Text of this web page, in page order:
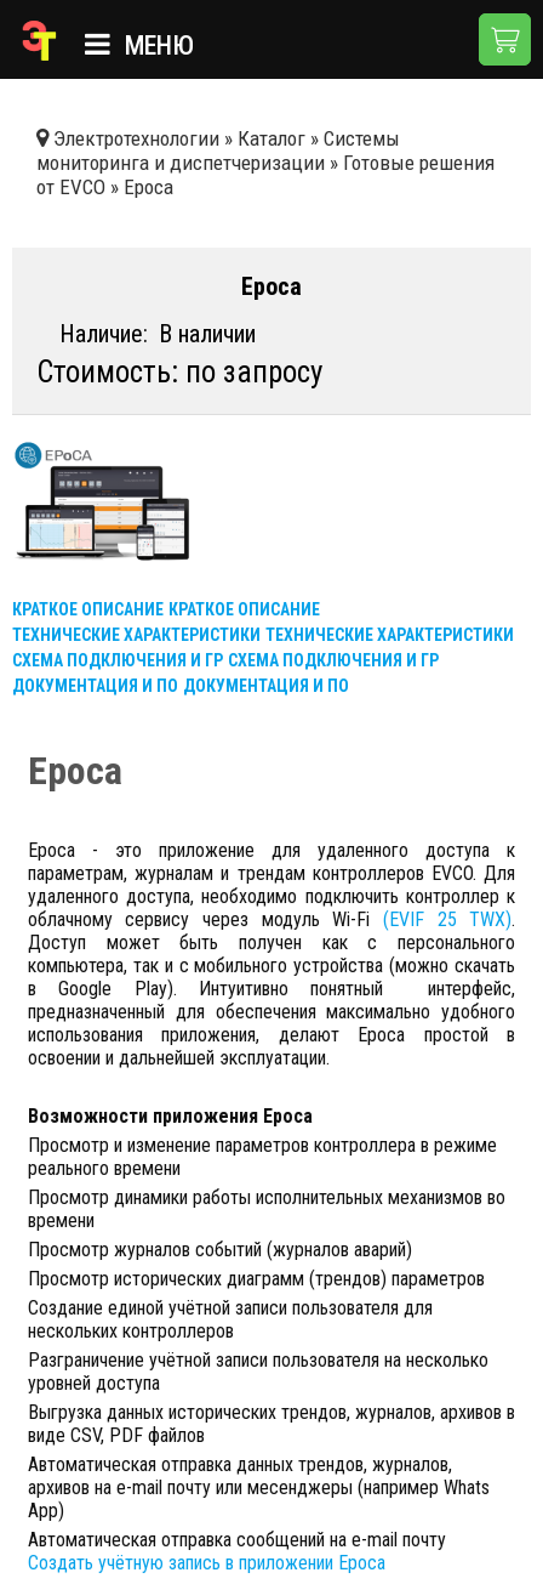
МЕНЮ
КАТАЛОГ
НОВОСТИ
ДОСТАВКА И ОПЛАТА
КОНТАКТЫ
Электротехнологии » Каталог » Системы
мониторинга и диспетчеризации » Готовые решения
от EVCO » Epoca
Epoca
Наличие: В наличии
Стоимость: по запросу
КРАТКОЕ ОПИСАНИЕ КРАТКОЕ ОПИСАНИЕ
ТЕХНИЧЕСКИЕ ХАРАКТЕРИСТИКИ ТЕХНИЧЕСКИЕ ХАРАКТЕРИСТИКИ
СХЕМА ПОДКЛЮЧЕНИЯ И ГР СХЕМА ПОДКЛЮЧЕНИЯ И ГР
ДОКУМЕНТАЦИЯ И ПО ДОКУМЕНТАЦИЯ И ПО
Epoca
Epoca - это приложение для удаленного доступа к
параметрам, журналам и трендам контроллеров EVCO. Для
удаленного доступа, необходимо подключить контроллер к
облачному сервису через модуль Wi-Fi (EVIF 25 TWX).
Доступ может быть получен как с персонального
компьютера, так и с мобильного устройства (можно скачать
в Google Play). Интуитивно понятный интерфейс,
предназначенный для обеспечения максимально удобного
использования приложения, делают Epoca простой в
освоении и дальнейшей эксплуатации.
Возможности приложения Epoca
Просмотр и изменение параметров контроллера в режиме
реального времени
Просмотр динамики работы исполнительных механизмов во
времени
Просмотр журналов событий (журналов аварий)
Просмотр исторических диаграмм (трендов) параметров
Создание единой учётной записи пользователя для
нескольких контроллеров
Разграничение учётной записи пользователя на несколько
уровней доступа
Выгрузка данных исторических трендов, журналов, архивов в
виде CSV, PDF файлов
Автоматическая отправка данных трендов, журналов,
архивов на e-mail почту или месенджеры (например Whats
App)
Автоматическая отправка сообщений на e-mail почту
Создать учётную запись в приложении Epoca